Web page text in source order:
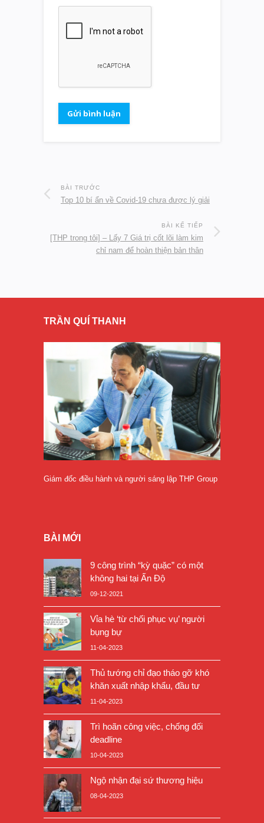
BÀI TRƯỚC
Top 10 bí ẩn về Covid-19 chưa được lý giải
BÀI KẾ TIẾP
[THP trong tôi] – Lấy 7 Giá trị cốt lõi làm kim
chỉ nam để hoàn thiện bản thân
TRẦN QUÍ THANH
Giám đốc điều hành và người sáng lập THP Group
BÀI MỚI
9 công trình “kỳ quặc” có một
không hai tại Ấn Độ
09-12-2021
Vỉa hè ‘từ chối phục vụ’ người
bụng bự
11-04-2023
Thủ tướng chỉ đạo tháo gỡ khó
khăn xuất nhập khẩu, đầu tư
11-04-2023
Trì hoãn công việc, chống đối
deadline
10-04-2023
Ngộ nhận đại sứ thương hiệu
08-04-2023